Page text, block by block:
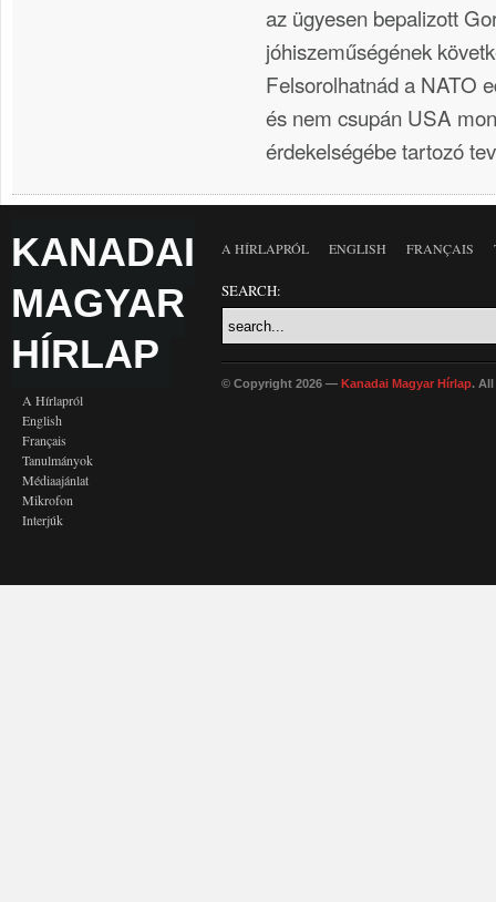
az ügyesen bepalizott
jóhiszeműségének
Felsorolhatnád a NATO
és nem csupán USA
érdekelségébe tartozó
KANADAI
MAGYAR
HÍRLAP
A Hírlapról
English
Français
Tanulmányok
Médiaajánlat
Mikrofon
Interjúk
A HÍRLAPRÓL ENGLISH FRANÇAIS
SEARCH:
© Copyright 2026 — Kanadai Magyar Hírlap. All